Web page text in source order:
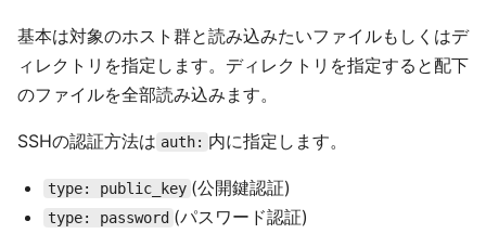
基本は対象のホスト群と読み込みたいファイルもしくはデ
ィレクトリを指定します。ディレクトリを指定すると配下
のファイルを全部読み込みます。
SSHの認証方法は auth: 内に指定します。
type: public_key (公開鍵認証)
type: password (パスワード認証)